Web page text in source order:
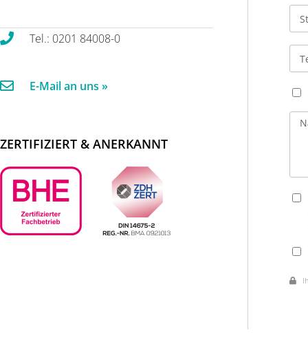
Tel.: 0201 84008-0
E-Mail an uns »
ZERTIFIZIERT & ANERKANNT